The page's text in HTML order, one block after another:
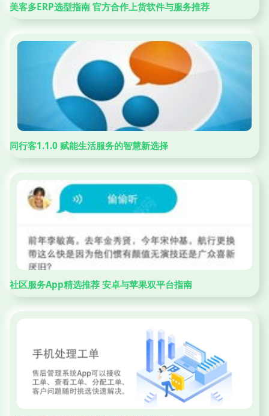
美客多ERP选型指南 官方合作上货软件与服务推荐
同行客1.1.0 赋能生活服务的智慧新选择
社区服务App精选推荐 安卓与苹果双平台指南